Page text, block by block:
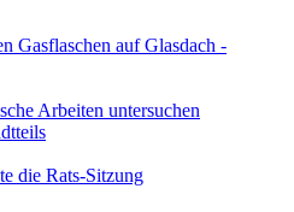
Gasflaschen auf Glasdach -
Arbeiten untersuchen
die Rats-Sitzung